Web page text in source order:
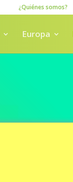
¿Quiénes somos?
Europa